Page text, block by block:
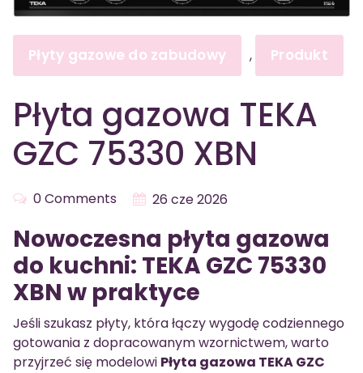
Płyty gazowe do zabudowy , Produkt
Płyta gazowa TEKA
GZC 75330 XBN
0 Comments 26 cze 2026
Nowoczesna płyta gazowa
do kuchni: TEKA GZC 75330
XBN w praktyce
Jeśli szukasz płyty, która łączy wygodę codziennego
gotowania z dopracowanym wzornictwem, warto
przyjrzeć się modelowi Płyta gazowa TEKA GZC